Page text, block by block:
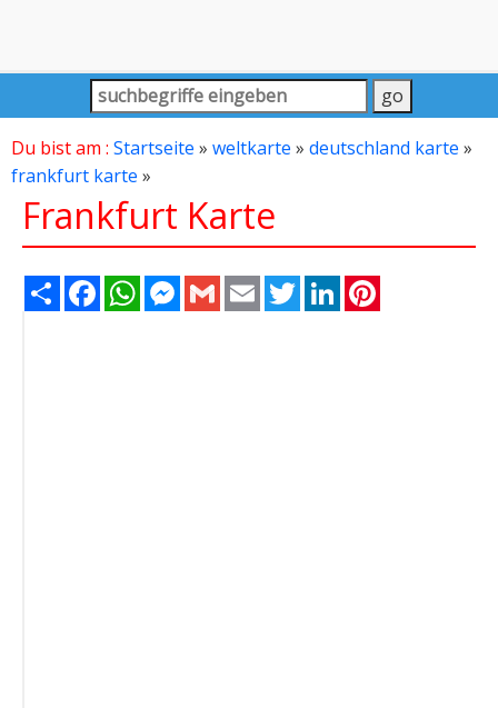
Du bist am : Startseite » weltkarte » deutschland karte »
frankfurt karte »
Frankfurt Karte
Share FacebookWhatsAppMessenger
Gmail Email TwitterLinkedIn